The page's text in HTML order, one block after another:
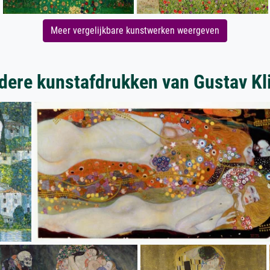
Meer vergelijkbare kunstwerken weergeven
kunstafdrukken van Gustav